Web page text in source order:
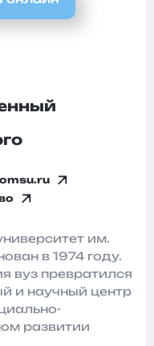
omsu.ru
им.
в 1974 году.
вуз превратился
и научный центр
развитии